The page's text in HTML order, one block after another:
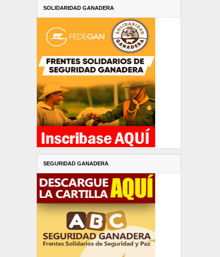
SOLIDARIDAD GANADERA
SEGURIDAD GANADERA